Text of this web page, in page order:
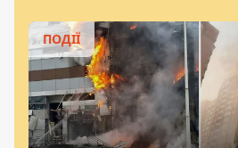
ПОДІЇ